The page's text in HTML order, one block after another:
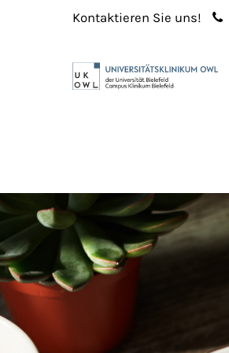
Login
Benutzername
Anmelden
Register
Kontaktieren Sie uns!